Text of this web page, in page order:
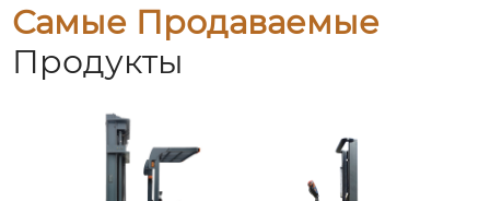
Самые Продаваемые
Продукты